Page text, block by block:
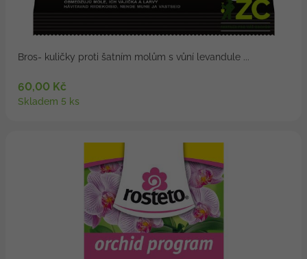
Bros- kuličky proti šatním molům s vůní levandule ...
60,00 Kč
Skladem 5 ks